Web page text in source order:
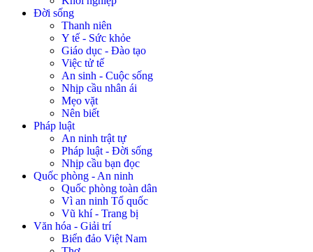
Đời sống
Thanh niên
Y tế - Sức khỏe
Giáo dục - Đào tạo
Việc tử tế
An sinh - Cuộc sống
Nhịp cầu nhân ái
Mẹo vặt
Nên biết
Pháp luật
An ninh trật tự
Pháp luật - Đời sống
Nhịp cầu bạn đọc
Quốc phòng - An ninh
Quốc phòng toàn dân
Vì an ninh Tổ quốc
Vũ khí - Trang bị
Văn hóa - Giải trí
Biển đảo Việt Nam